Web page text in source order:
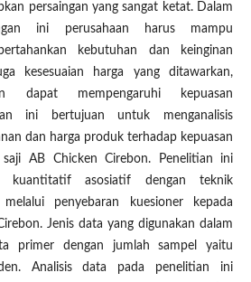
persaingan yang sangat ketat. Dalam
ini perusahaan harus mampu
kebutuhan dan keinginan
kesesuaian harga yang ditawarkan,
dapat mempengaruhi kepuasan
ini bertujuan untuk menganalisis
dan harga produk terhadap kepuasan
AB Chicken Cirebon. Penelitian ini
kuantitatif asosiatif dengan teknik
penyebaran kuesioner kepada
Jenis data yang digunakan dalam
primer dengan jumlah sampel yaitu
Analisis data pada penelitian ini